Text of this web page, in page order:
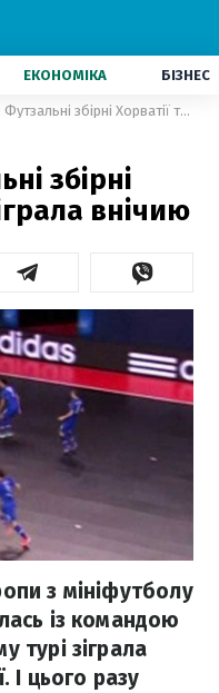
ЕКОНОМІКА БІЗНЕС
Євро-2014: Футзальні збірні Хорватії та Чехії зіграла внічию
збірні
внічию
з мініфутболу
із командою
турі зіграла
І цього разу